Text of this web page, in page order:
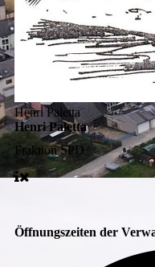
Henri Paletta
Henri Paletta
FraktionSPD
Öffnungszeiten der